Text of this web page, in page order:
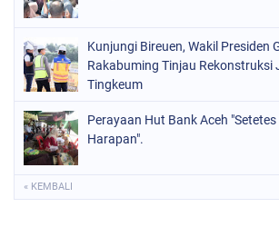
Kunjungi Bireuen, Wakil Presiden
Rakabuming Tinjau Rekonstruksi
Tingkeum
Perayaan Hut Bank Aceh
Harapan".
« KEMBALI